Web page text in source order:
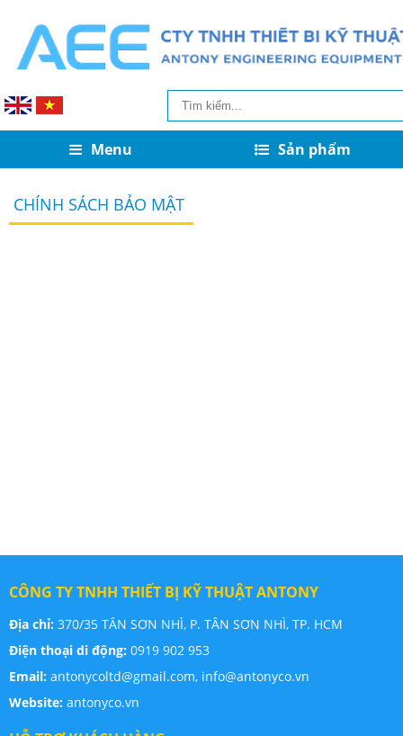
Menu Sản phẩm
CHÍNH SÁCH BẢO MẬT
CÔNG TY TNHH THIẾT BỊ KỸ THUẬT ANTONY
Địa chỉ: 370/35 TÂN SƠN NHÌ, P. TÂN SƠN NHÌ, TP. HCM
Điện thoại di động: 0919 902 953
Email: antonycoltd@gmail.com, info@antonyco.vn
Website: antonyco.vn